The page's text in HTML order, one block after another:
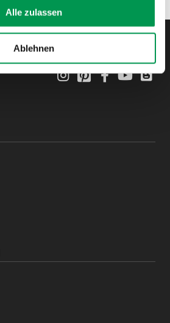
Alle zulassen
Ablehnen
InstagramPinterestFacebook
YouTube